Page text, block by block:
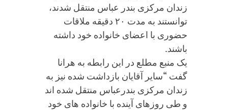
زندان مرکزی بندر عباس منتقل شدند،
توانستند به مدت ۲۰ دقیقه ملاقات
حضوری با اعضای خانواده خود داشته
باشند.
یک منبع مطلع در این رابطه به هرانا
گفت “سایر آقایان بازداشت شده نیز به
زندان مرکزی بندرعباس منتقل شده اند
و طی روزهای آینده با خانواده های خود